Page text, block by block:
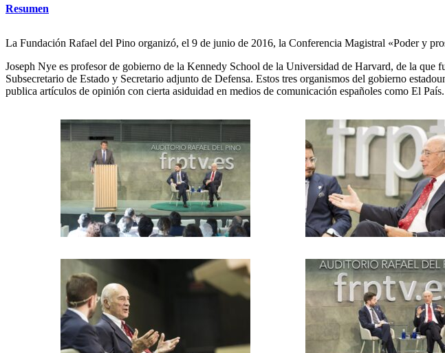
Resumen
La Fundación Rafael del Pino organizó, el 9 de junio de 2016, la Conferencia Magistral «Poder y
Joseph Nye es profesor de gobierno de la Kennedy School de la Universidad de Harvard, de la
Subsecretario de Estado y Secretario adjunto de Defensa. Estos tres organismos del gobierno
publica artículos de opinión con cierta asiduidad en medios de comunicación españoles como El País.